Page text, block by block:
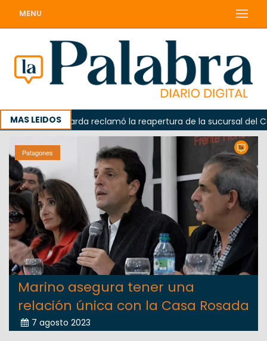
MENU
MAS LEIDOSOdarda reclamó la reapertura de la sucursal del
Patagones
Marino asegura tener una
relación única con la Casa Rosada
7 agosto 2023